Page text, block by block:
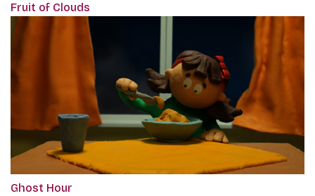
Fruit of Clouds
Ghost Hour